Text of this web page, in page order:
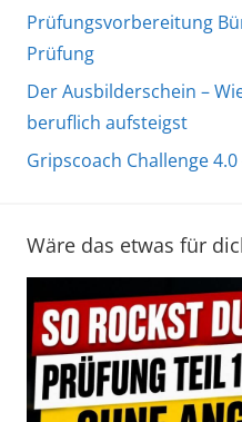
Prüfungsvorbereitung
Prüfung
Der Ausbilderschein –
beruflich aufsteigst
Gripscoach Challenge
Wäre das etwas für